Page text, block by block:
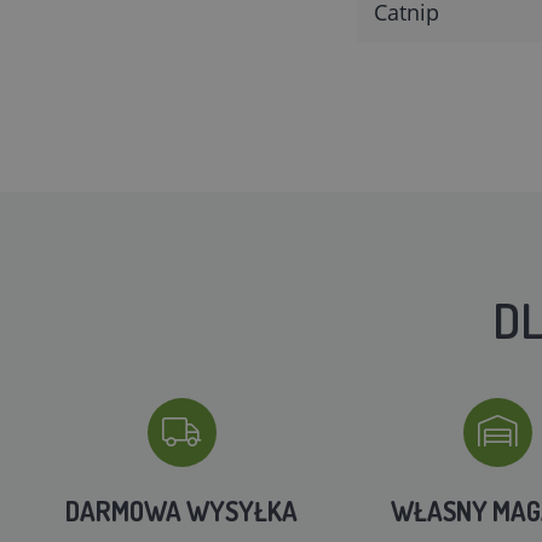
Catnip
DARMOWA WYSYŁKA WŁASNY